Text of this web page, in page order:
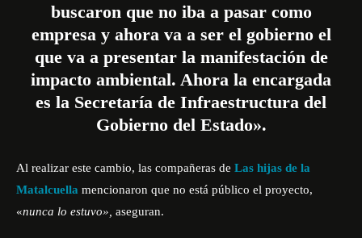
buscaron que no iba a pasar como
empresa y ahora va a ser el gobierno el
que va a presentar la manifestación de
impacto ambiental. Ahora la encargada
es la Secretaría de Infraestructura del
Gobierno del Estado».
Al realizar este cambio, las compañeras de Las hijas de la
Matalcuella mencionaron que no está público el proyecto,
«nunca lo estuvo», aseguran.